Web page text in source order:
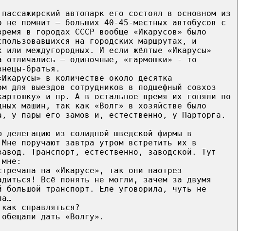
автопарк его состоял в основном из
не помнит – больших 40-45-местных автобусов с
в городах СССР вообще «Икарусов» было
на городских маршрутах, и
или междугородных. И если жёлтые «Икарусы»
отличались – одиночные, «гармошки» - то
братья.
в количестве около десятка
для выездов сотрудников в подшефный совхоз
и пр. А в остальное время их гоняли по
машин, так как «Волг» в хозяйстве было
у пары его замов и, естественно, у Парторга.
делегацию из солидной шведской фирмы в
поручают завтра утром встретить их в
Транспорт, естественно, заводской. Тут
на «Икарусе», так они наотрез
Всё понять не могли, зачем за двумя
большой транспорт. Еле уговорила, чуть не
справляться?
дать «Волгу».